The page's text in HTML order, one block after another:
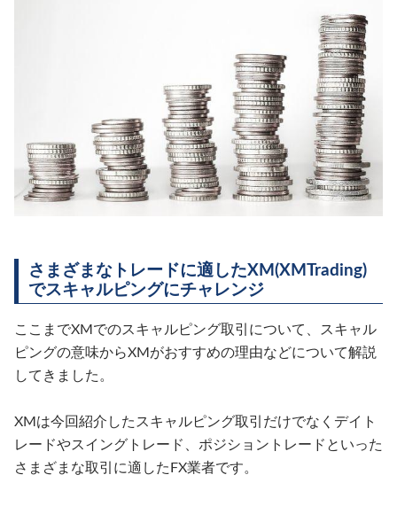
さまざまなトレードに適したXM(XMTrading)
でスキャルピングにチャレンジ
ここまでXMでのスキャルピング取引について、スキャル
ピングの意味からXMがおすすめの理由などについて解説
してきました。
XMは今回紹介したスキャルピング取引だけでなくデイト
レードやスイングトレード、ポジショントレードといった
さまざまな取引に適したFX業者です。